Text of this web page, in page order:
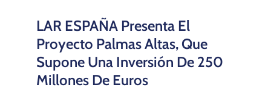
LAR ESPAÑA Presenta El
Proyecto Palmas Altas, Que
Supone Una Inversión De 250
Millones De Euros